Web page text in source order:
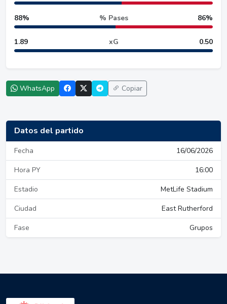
88% % Pases 86%
1.89 xG 0.50
WhatsApp Copiar
Datos del partido
Fecha
16/06/2026
Hora PY
16:00
Estadio
MetLife Stadium
Ciudad
East Rutherford
Fase
Grupos